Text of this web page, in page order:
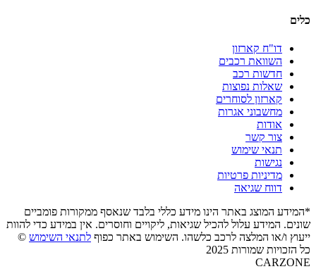
כלים
דו"ח קארזון
השוואת רכבים
חדשות רכב
שאלות נפוצות
קארזון לסוחרים
מחשבוני אגרות
אודות
צור קשר
תנאי שימוש
נגישות
מדיניות פרטיות
דווח שגיאה
*המידע המוצג באתר הינו מידע כללי בלבד שנאסף ממקורות פומביים
שונים. המידע עלול להכיל שגיאות, ליקויים וחוסרים. אין במידע כדי להוות
ייעוץ ו/או המלצה לרכב כלשהו. השימוש באתר כפוף לתנאי השימוש ©
כל הזכויות שמורות 2025
CARZONE